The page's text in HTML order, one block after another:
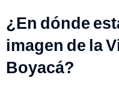
¿En dónde
imagen de la
Boyacá?